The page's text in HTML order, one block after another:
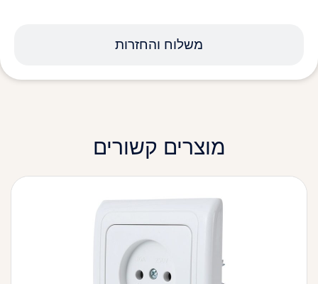
משלוח והחזרות
מוצרים קשורים